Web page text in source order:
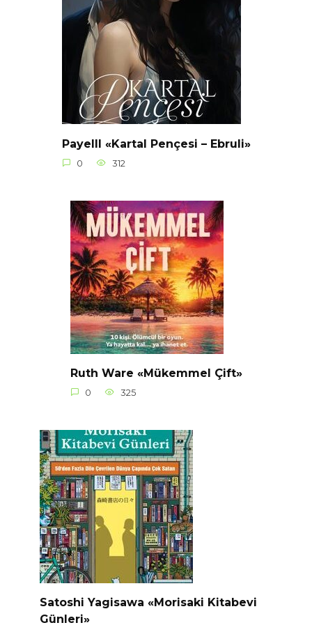
Payelll «Kartal Pençesi – Ebruli»
0 312
Ruth Ware «Mükemmel Çift»
0 325
Satoshi Yagisawa «Morisaki Kitabevi
Günleri»